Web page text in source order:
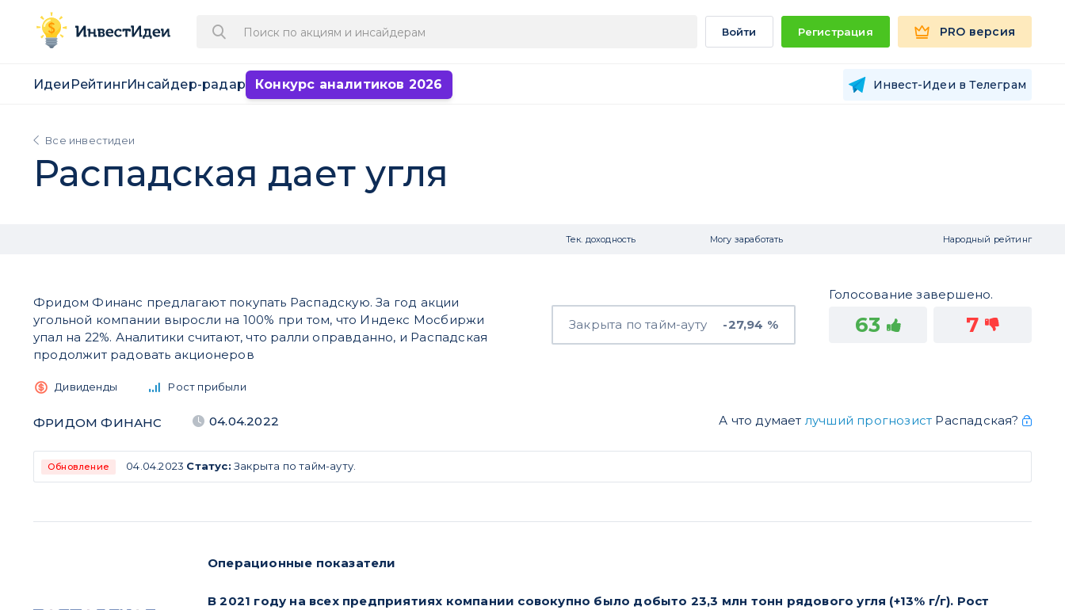
Войти Регистрация PRO версия
Идеи РейтингИнсайдер-радар Конкурс аналитиков 2026 Инвест-Идеи в Телеграм
Все инвестидеи
Распадская дает угля
Тек. доходность Могу заработать Народный рейтинг
Фридом Финанс предлагают покупать Распадскую. За год акции
угольной компании выросли на 100% при том, что Индекс Мосбиржи
упал на 22%. Аналитики считают, что ралли оправданно, и Распадская
продолжит радовать акционеров
Закрыта по тайм-ауту -27,94 %
Голосование завершено.
63 7
Дивиденды Рост прибыли
ФРИДОМ ФИНАНС 04.04.2022 А что думает лучший прогнозист Распадская?
Обновление 04.04.2023 Статус: Закрыта по тайм-ауту.
Операционные показатели
В 2021 году на всех предприятиях компании совокупно было добыто 23,3 млн тонн рядового угля (+13% г/г). Рост